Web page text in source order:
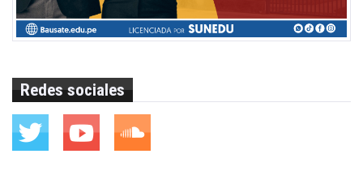
Redes sociales